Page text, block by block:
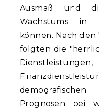
Ausmaß und
Wachstums in
können. Nach
folgten die
Prognosen bei